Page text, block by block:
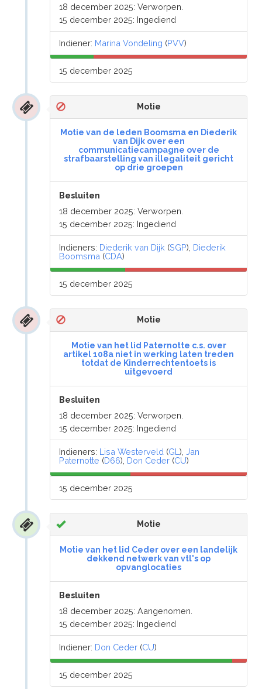
18 december 2025: Verworpen.
15 december 2025: Ingediend
Indiener: Marina Vondeling (PVV)
15 december 2025
Motie
Motie van de leden Boomsma en Diederik
van Dijk over een
communicatiecampagne over de
strafbaarstelling van illegaliteit gericht
op drie groepen
Besluiten
18 december 2025: Verworpen.
15 december 2025: Ingediend
Indieners: Diederik van Dijk (SGP), Diederik
Boomsma (CDA)
15 december 2025
Motie
Motie van het lid Paternotte c.s. over
artikel 108a niet in werking laten treden
totdat de Kinderrechtentoets is
uitgevoerd
Besluiten
18 december 2025: Verworpen.
15 december 2025: Ingediend
Indieners: Lisa Westerveld (GL),Jan
Paternotte (D66), Don Ceder (CU)
15 december 2025
Motie
Motie van het lid Ceder over een landelijk
dekkend netwerk van vtl's op
opvanglocaties
Besluiten
18 december 2025: Aangenomen.
15 december 2025: Ingediend
Indiener: Don Ceder (CU)
15 december 2025